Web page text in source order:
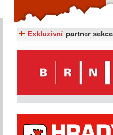
Exkluzivní partner sekce